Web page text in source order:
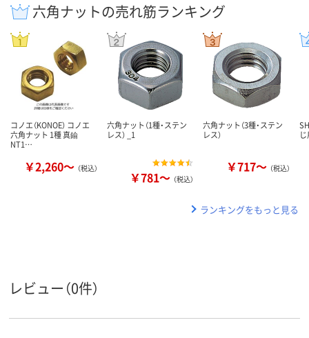
六角ナットの売れ筋ランキング
コノエ（KONOE） コノエ
六角ナット 1種 真鍮
NT1…
￥2,260～ （税込）
六角ナット（1種・ステン
レス） _1
￥781～ （税込）
六角ナット（3種・ステン
レス）
￥717～ （税込）
じ
ランキングをもっと見る
レビュー（0件）